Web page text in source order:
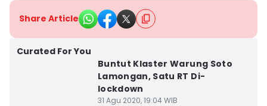
Share Article
Curated For You
Buntut Klaster Warung Soto
Lamongan, Satu RT Di-
lockdown
31 Agu 2020, 19:04 WIB